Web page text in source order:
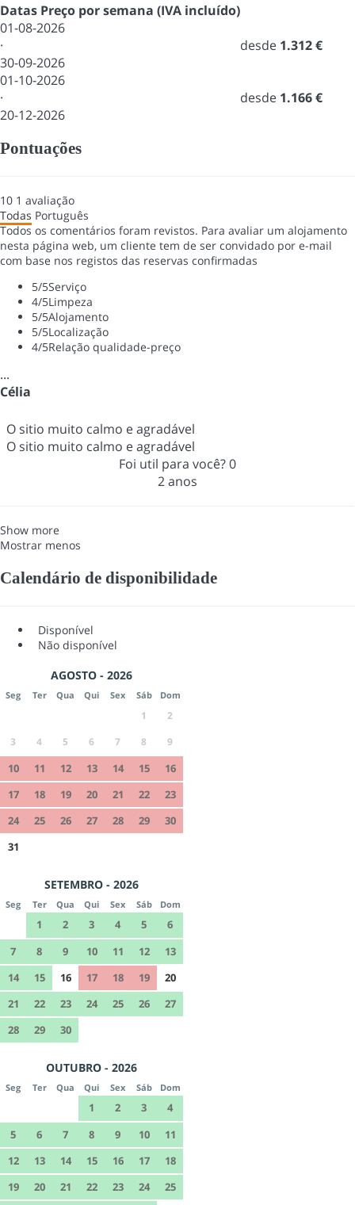
Datas Preço por semana (IVA incluído)
01-08-2026
·
30-09-2026
desde 1.312 €
01-10-2026
·
20-12-2026
desde 1.166 €
Pontuações
10 1 avaliação
Todas Português
Todos os comentários foram revistos. Para avaliar um alojamento
nesta página web, um cliente tem de ser convidado por e-mail
com base nos registos das reservas confirmadas
5/5Serviço
4/5Limpeza
5/5Alojamento
5/5Localização
4/5Relação qualidade-preço
...
Célia
O sitio muito calmo e agradável
O sitio muito calmo e agradável
Foi util para você?0
2 anos
Show more
Mostrar menos
Calendário de disponibilidade
Disponível
Não disponível
AGOSTO - 2026
Seg Ter Qua Qui Sex Sáb Dom
1
2
3
4 5 6 7 8 9
10 11 12 13 14 15
16
17
18 19 20 21 22
23
24
25 26 27 28 29
30
31
SETEMBRO - 2026
Seg Ter Qua Qui Sex Sáb Dom
1 2 3 4 5
6
7
8 9 10 11 12
13
14
15 16 17 18 19
20
21
22 23 24 25 26
27
28
29 30
OUTUBRO - 2026
Seg Ter Qua Qui Sex Sáb Dom
1 2 3
4
5
6 7 8 9 10
11
12
13 14 15 16 17
18
19
20 21 22 23 24 25